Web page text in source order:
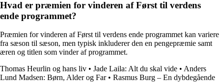
Hvad er præmien for vinderen af Først til verdens
ende programmet?
Præmien for vinderen af Først til verdens ende programmet kan variere
fra sæson til sæson, men typisk inkluderer den en pengepræmie samt
æren og titlen som vinder af programmet.
Thomas Heurlin og hans liv • Jade Laila: Alt du skal vide • Anders
Lund Madsen: Børn, Alder og Far• Rasmus Burg – En dybdegående